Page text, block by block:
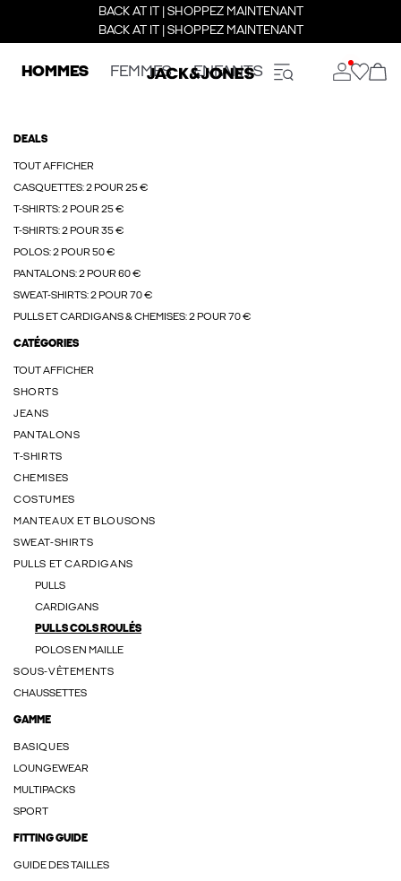
BACK AT IT | SHOPPEZ MAINTENANT
BACK AT IT | SHOPPEZ MAINTENANT
HOMMES FEMMES ENFANTS
DEALS
TOUT AFFICHER
CASQUETTES: 2 POUR 25 €
T-SHIRTS: 2 POUR 25 €
T-SHIRTS: 2 POUR 35 €
POLOS: 2 POUR 50 €
PANTALONS: 2 POUR 60 €
SWEAT-SHIRTS: 2 POUR 70 €
PULLS ET CARDIGANS & CHEMISES: 2 POUR 70 €
CATÉGORIES
TOUT AFFICHER
SHORTS
JEANS
PANTALONS
T-SHIRTS
CHEMISES
COSTUMES
MANTEAUX ET BLOUSONS
SWEAT-SHIRTS
PULLS ET CARDIGANS
PULLS
CARDIGANS
PULLS COLS ROULÉS
POLOS EN MAILLE
SOUS-VÊTEMENTS
CHAUSSETTES
GAMME
BASIQUES
LOUNGEWEAR
MULTIPACKS
SPORT
FITTING GUIDE
GUIDE DES TAILLES